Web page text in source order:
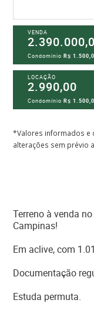
VENDA
CondomínioR$
LOCAÇÃO
2.990,00
CondomínioR$
*Valores informados e
alterações sem prévio
Terreno à venda
Campinas!
Em aclive, com
Documentação
Estuda permuta.